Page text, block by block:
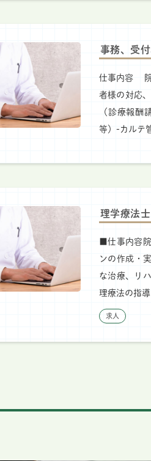
事務、受
仕事内容 院
者様の対応
（診療報酬
等）-カルテ
理学療法
■仕事内容
ンの作成・
な治療、リ
理療法の指
求人